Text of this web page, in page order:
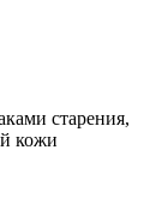
старения,
кожи